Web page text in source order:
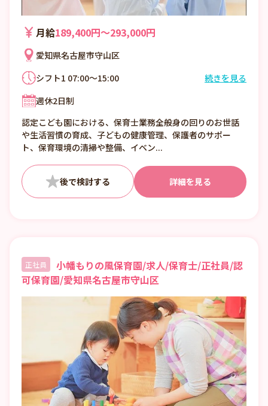
月給189,400円〜293,000円
愛知県名古屋市守山区
シフト1 07:00～15:00
シフト3 11:30～19:30
9時00分〜17時00分
11時30分〜19時30分
7時00分〜19時30分の時間の間の7時間程度
続きを見る
週休2日制
認定こども園における、保育士業務全般身の回りのお世話
や生活習慣の育成、子どもの健康管理、保護者のサポー
ト、保育環境の清掃や整備、イベン...
詳細を見る
正社員
小幡もりの風保育園/求人/保育士/正社員/認
可保育園/愛知県名古屋市守山区